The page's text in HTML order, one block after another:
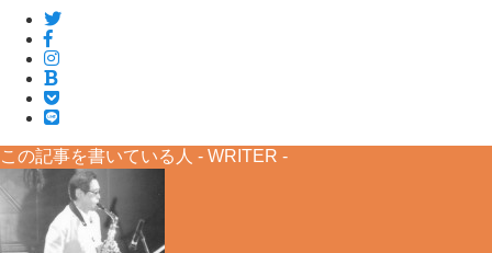
この記事を書いている人 - WRITER -